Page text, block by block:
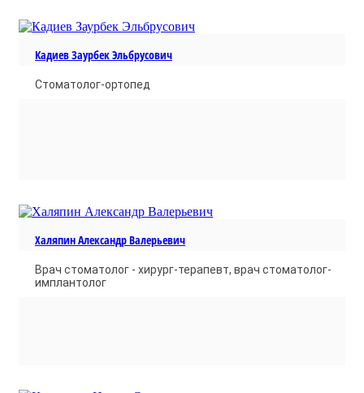
Кадиев Заурбек Эльбрусович
Стоматолог-ортопед
Халяпин Александр Валерьевич
Врач стоматолог - хирург-терапевт, врач стоматолог-
имплантолог